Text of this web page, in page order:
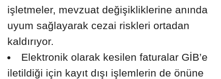
işletmeler, mevzuat değişikliklerine anında
uyum sağlayarak cezai riskleri ortadan
kaldırıyor.
Elektronik olarak kesilen faturalar GİB’e
iletildiği için kayıt dışı işlemlerin de önüne